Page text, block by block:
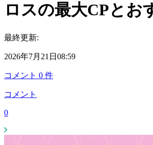
ロスの最大CPとお
最終更新:
2026年7月21日08:59
コメント 0 件
コメント
0